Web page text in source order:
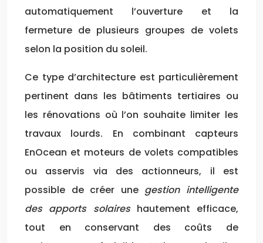
automatiquement l’ouverture et la
fermeture de plusieurs groupes de volets
selon la position du soleil.
Ce type d’architecture est particulièrement
pertinent dans les bâtiments tertiaires ou
les rénovations où l’on souhaite limiter les
travaux lourds. En combinant capteurs
EnOcean et moteurs de volets compatibles
ou asservis via des actionneurs, il est
possible de créer une gestion intelligente
des apports solaireshautement efficace,
tout en conservant des coûts de